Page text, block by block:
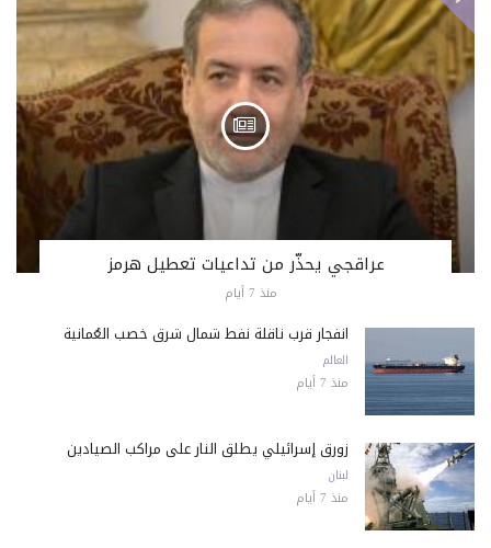
عراقجي يحذّر من تداعيات تعطيل هرمز
منذ 7 أيام
انفجار قرب ناقلة نفط شمال شرق خصب العُمانية
العالم
منذ 7 أيام
زورق إسرائيلي يطلق النار على مراكب الصيادين
لبنان
منذ 7 أيام